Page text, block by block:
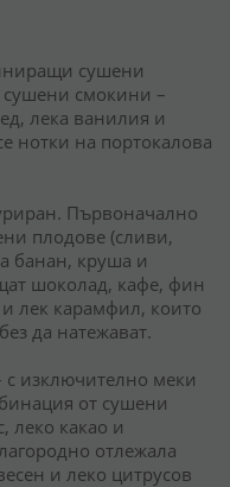
сушени
смокини –
лека ванилия и
нотки на портокалова
Първоначално
плодове (сливи,
банан, круша и
шоколад, кафе, фин
лек карамфил, които
да натежават.
с изключително меки
от сушени
леко какао и
отлежала
и леко цитрусов